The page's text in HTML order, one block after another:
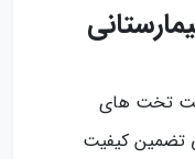
تخت های
تضمین کیفیت